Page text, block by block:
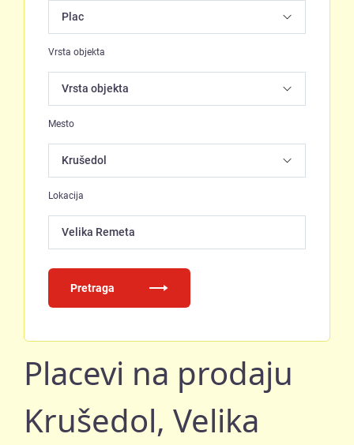
Vrsta objekta
Mesto
Lokacija
Velika Remeta
Pretraga
Placevi na prodaju
Krušedol, Velika